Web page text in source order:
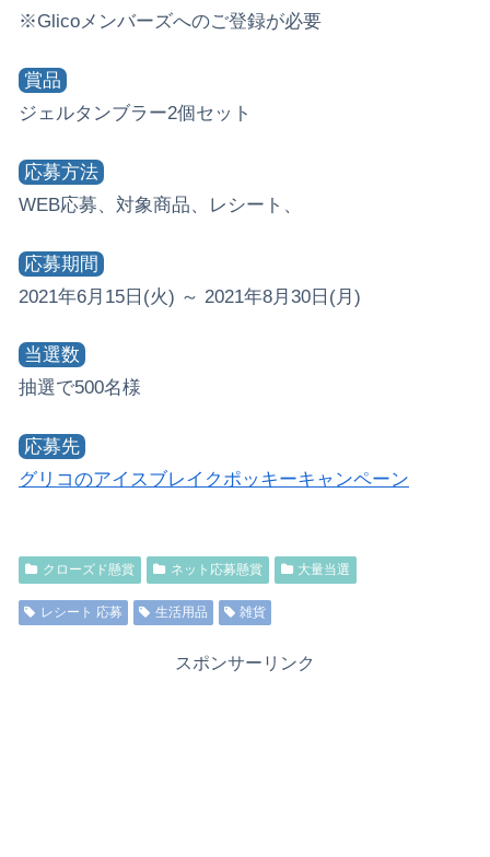
※Glicoメンバーズへのご登録が必要
賞品
ジェルタンブラー2個セット
応募方法
WEB応募、対象商品、レシート、
応募期間
2021年6月15日(火) ～ 2021年8月30日(月)
当選数
抽選で500名様
応募先
グリコのアイスブレイクポッキーキャンペーン
クローズド懸賞 ネット応募懸賞 大量当選
レシート 応募 生活用品 雑貨
スポンサーリンク